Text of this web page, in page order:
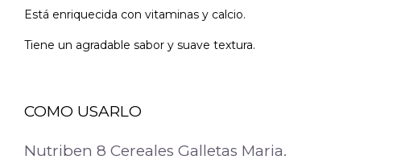
Está enriquecida con vitaminas y calcio.
Tiene un agradable sabor y suave textura.
COMO USARLO
Nutriben 8 Cereales Galletas Maria.